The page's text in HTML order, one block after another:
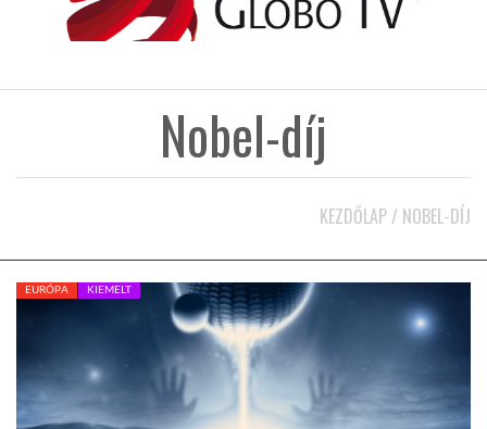
AUSZTRÁLIA
Nobel-díj
KEZDŐLAP / NOBEL-DÍJ
EURÓPA KIEMELT